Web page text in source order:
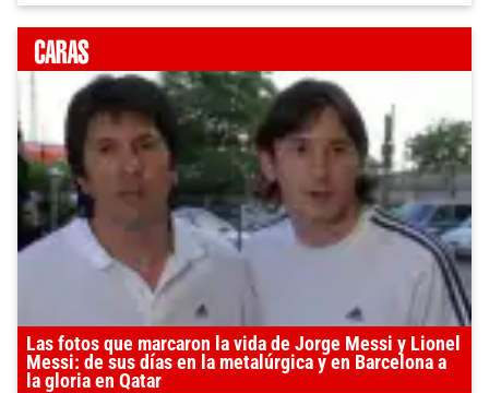
Las fotos que marcaron la vida de Jorge Messi y Lionel
Messi: de sus días en la metalúrgica y en Barcelona a
la gloria en Qatar